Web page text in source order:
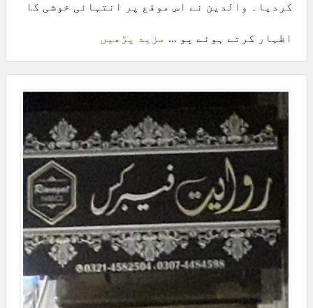
کردیا۔ والدین نے اس موقع پر انتہائی خوشی کا
اظہار کرتے ہوئے پو ... مزید پڑھیں